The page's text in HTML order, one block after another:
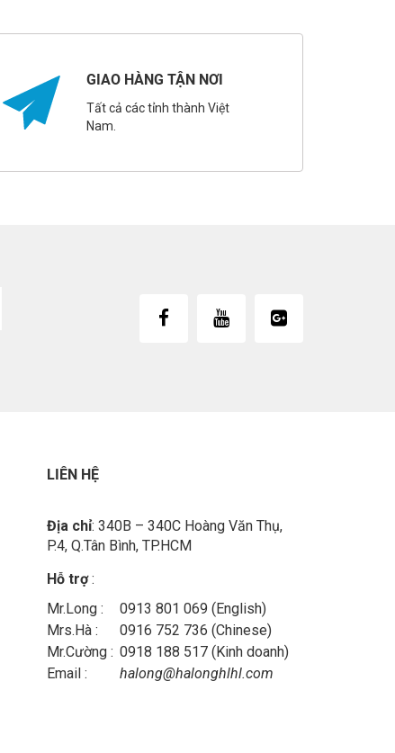
GIAO HÀNG TẬN NƠI
Tất cả các tỉnh thành Việt
Nam.
LIÊN HỆ
Địa chỉ: 340B – 340C Hoàng Văn Thụ,
P.4, Q.Tân Bình, TP.HCM
Hỗ trợ:
Mr.Long :
0913 801 069 (English)
Mrs.Hà :
0916 752 736 (Chinese)
Mr.Cường : 0918 188 517 (Kinh doanh)
Email :
halong@halonghlhl.com